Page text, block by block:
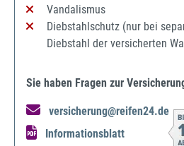
Vandalismus
Diebstahlschutz (nur bei
Diebstahl der versicherten
Sie haben Fragen zur
versicherung@reifen24.de
Informationsblatt